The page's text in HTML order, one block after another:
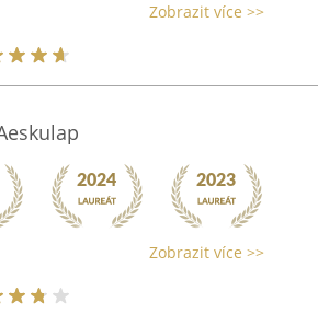
Zobrazit více >>
Zobrazit více >>